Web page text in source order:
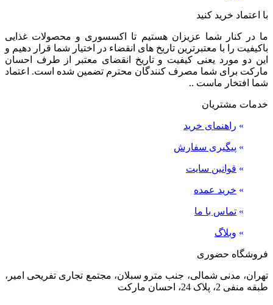
با اعتماد خرید کنید
ما در کنار شما عزیزان هستیم تا اکسسوری و محصولات غذایی
باکیفیت را با معتبرترین تاریخ های انقضاء در اختیار شما قرار دهیم و
این دو مورد یعنی کیفیت و تاریخ انقضای معتبر از طرف احسان
مارکت برای شما مصرف کنندگان محترم تضمین شده است. اعتماد
شما افتخار ماست ..
خدمات مشتریان
» راهنمای خرید
» پیگیری سفارش
» قوانین سایت
» خرید عمده
» تماس با ما
» وبلاگ
فروشگاه حضوری
تهران، مدنی شمالی، جنب مترو سبلان، مجتمع تجاری تفریحی امیر،
طبقه منفی 2، پلاک 24، احسان مارکت